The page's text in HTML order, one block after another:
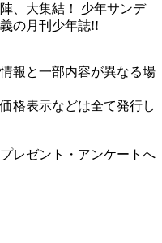
、大集結！ 少年サンデ
の月刊少年誌!!
報と一部内容が異なる場
格表示などは全て発行し
レゼント・アンケートへ